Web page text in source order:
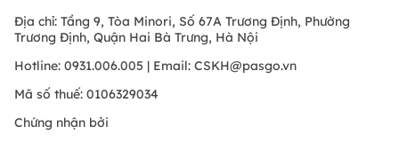
Địa chỉ: Tầng 9, Tòa Minori, Số 67A Trương Định, Phường
Trương Định, Quận Hai Bà Trưng, Hà Nội
Hotline: 0931.006.005 | Email: CSKH@pasgo.vn
Mã số thuế: 0106329034
Chứng nhận bởi